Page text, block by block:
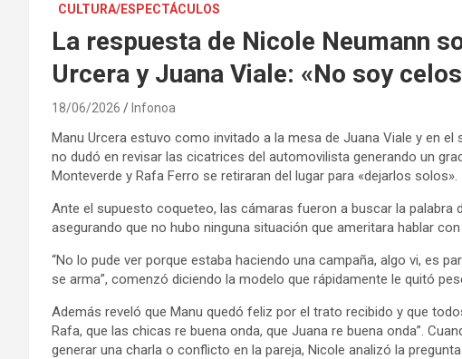
CULTURA/ESPECTÁCULOS
La respuesta de Nicole Neumann
Urcera y Juana Viale: «No soy
18/06/2026 Infonoa
Manu Urcera estuvo como invitado a la mesa de Juana Viale y en
no dudó en revisar las cicatrices del automovilista generando un
Monteverde y Rafa Ferro se retiraran del lugar para «dejarlos solos».
Ante el supuesto coqueteo, las cámaras fueron a buscar la palabra
asegurando que no hubo ninguna situación que ameritara hablar con
“No lo pude ver porque estaba haciendo una campaña, algo vi, es
se arma”, comenzó diciendo la modelo que rápidamente le quitó
Además reveló que Manu quedó feliz por el trato recibido y que
Rafa, que las chicas re buena onda, que Juana re buena onda”.
generar una charla o conflicto en la pareja, Nicole analizó la